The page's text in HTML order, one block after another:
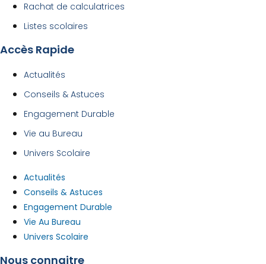
Rachat de calculatrices
Listes scolaires
Accès Rapide
Actualités
Conseils & Astuces
Engagement Durable
Vie au Bureau
Univers Scolaire
Actualités
Conseils & Astuces
Engagement Durable
Vie Au Bureau
Univers Scolaire
Nous connaitre